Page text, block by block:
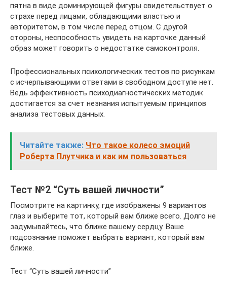
пятна в виде доминирующей фигуры свидетельствует о
страхе перед лицами, обладающими властью и
авторитетом, в том числе перед отцом. С другой
стороны, неспособность увидеть на карточке данный
образ может говорить о недостатке самоконтроля.
Профессиональных психологических тестов по рисункам
с исчерпывающими ответами в свободном доступе нет.
Ведь эффективность психодиагностических методик
достигается за счет незнания испытуемым принципов
анализа тестовых данных.
Читайте также: Что такое колесо эмоций
Роберта Плутчика и как им пользоваться
Тест №2 “Суть вашей личности”
Посмотрите на картинку, где изображены 9 вариантов
глаз и выберите тот, который вам ближе всего. Долго не
задумывайтесь, что ближе вашему сердцу. Ваше
подсознание поможет выбрать вариант, который вам
ближе.
Тест “Суть вашей личности”